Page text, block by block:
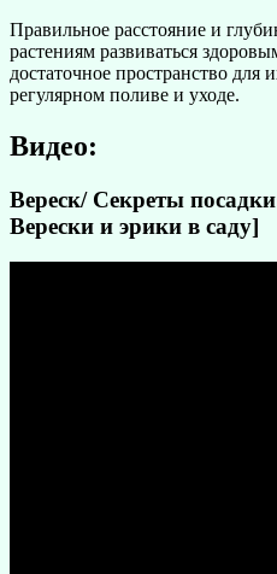
Правильное расстояние и
растениям развиваться
достаточное пространство для
регулярном поливе и уходе.
Видео:
Вереск/ Секреты
Верески и эрики в саду]